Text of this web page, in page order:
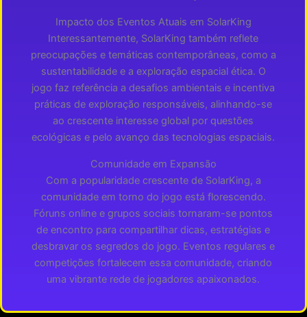
Impacto dos Eventos Atuais em SolarKing
Interessantemente, SolarKing também reflete
preocupações e temáticas contemporâneas, como a
sustentabilidade e a exploração espacial ética. O
jogo faz referência a desafios ambientais e incentiva
práticas de exploração responsáveis, alinhando-se
ao crescente interesse global por questões
ecológicas e pelo avanço das tecnologias espaciais.
Comunidade em Expansão
Com a popularidade crescente de SolarKing, a
comunidade em torno do jogo está florescendo.
Fóruns online e grupos sociais tornaram-se pontos
de encontro para compartilhar dicas, estratégias e
desbravar os segredos do jogo. Eventos regulares e
competições fortalecem essa comunidade, criando
uma vibrante rede de jogadores apaixonados.